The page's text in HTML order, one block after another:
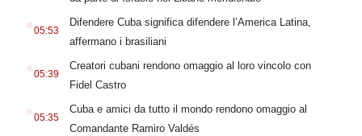
. 05:53
Difendere Cuba significa difendere l’America Latina,
affermano i brasiliani
. 05:39
Creatori cubani rendono omaggio al loro vincolo con
Fidel Castro
. 05:35
Cuba e amici da tutto il mondo rendono omaggio al
Comandante Ramiro Valdés